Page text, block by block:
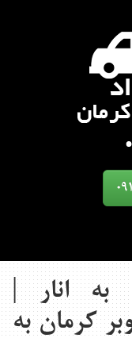
انار |
کرمان به